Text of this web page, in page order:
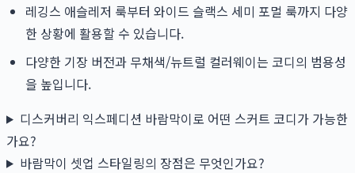
레깅스 애슬레저 룩부터 와이드 슬랙스 세미 포멀 룩까지 다양
한 상황에 활용할 수 있습니다.
다양한 기장 버전과 무채색/뉴트럴 컬러웨이는 코디의 범용성
을 높입니다.
디스커버리 익스페디션 바람막이로 어떤 스커트 코디가 가능한
가요?
바람막이 셋업 스타일링의 장점은 무엇인가요?